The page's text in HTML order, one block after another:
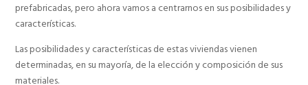
prefabricadas, pero ahora vamos a centrarnos en sus posibilidades y
características.
Las posibilidades y características de estas viviendas vienen
determinadas, en su mayoría, de la elección y composición de sus
materiales.